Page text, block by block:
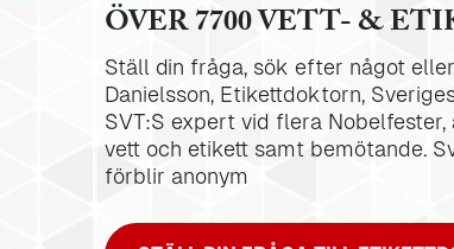
ÖVER 7700 VETT- &
Ställ din fråga, sök efter något
Danielsson, Etikettdoktorn,
SVT:S expert vid flera
vett och etikett samt bemötande.
förblir anonym